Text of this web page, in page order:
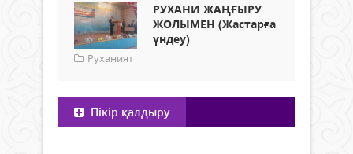
РУХАНИ ЖАҢҒЫРУ
ЖОЛЫМЕН (Жастарға
үндеу)
Руханият
Пікір қалдыру